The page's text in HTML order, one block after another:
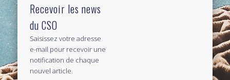
Recevoir les news
du CSO
Saisissez votre adresse
e-mail pour recevoir une
notification de chaque
nouvel article.